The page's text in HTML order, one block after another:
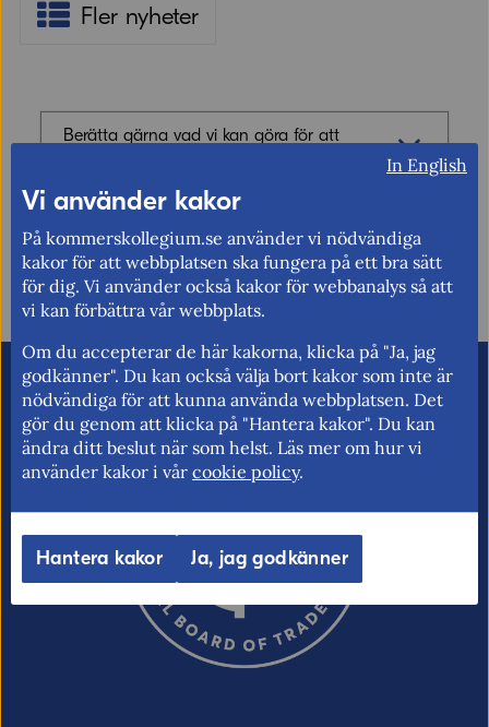
Fler nyheter
Berätta gärna vad vi kan göra för att
Synpunkter (obligatoriskt)
E-post (valfritt, men glöm inte att ange
adressen om du vill ha svar från oss!)
Ordverifiering Uppdatera captcha
Uppdaterad: 2024-09-04
In English
Vi använder kakor
På kommerskollegium.se använder vi nödvändiga
kakor för att webbplatsen ska fungera på ett bra sätt
för dig. Vi använder också kakor för webbanalys så att
vi kan förbättra vår webbplats.
Om du accepterar de här kakorna, klicka på "Ja, jag
godkänner". Du kan också välja bort kakor som inte är
nödvändiga för att kunna använda webbplatsen. Det
gör du genom att klicka på "Hantera kakor". Du kan
ändra ditt beslut när som helst. Läs mer om hur vi
använder kakor i vår cookie policy.
Hantera kakor Ja, jag godkänner